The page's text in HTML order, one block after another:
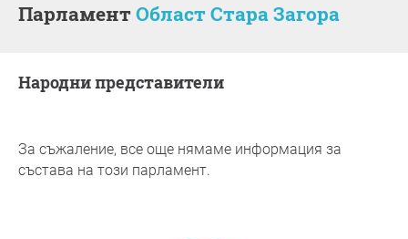
парламентОбласт Стара Загора
Народни представители
За съжаление, все още нямаме информация за
състава на този парламент.